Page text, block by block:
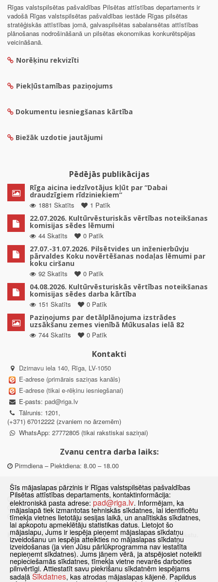
Rīgas valstspilsētas pašvaldības Pilsētas attīstības departaments ir
vadošā Rīgas valstspilsētas pašvaldības iestāde Rīgas pilsētas
stratēģiskās attīstības jomā, galvaspilsētas sabalansētas attīstības
plānošanas nodrošināšanā un pilsētas ekonomikas konkurētspējas
veicināšanā.
Norēķinu rekvizīti
Piekļūstamības paziņojums
Dokumentu iesniegšanas kārtība
Biežāk uzdotie jautājumi
Pēdējās publikācijas
Rīga aicina iedzīvotājus kļūt par “Dabai
draudzīgiem rīdziniekiem”
1881 Skatīts
1 Patīk
22.07.2026. Kultūrvēsturiskās vērtības noteikšanas
komisijas sēdes lēmumi
44 Skatīts
0 Patīk
27.07.-31.07.2026. Pilsētvides un inženierbūvju
pārvaldes Koku novērtēšanas nodaļas lēmumi par
koku ciršanu
92 Skatīts
0 Patīk
04.08.2026. Kultūrvēsturiskās vērtības noteikšanas
komisijas sēdes darba kārtība
151 Skatīts
0 Patīk
Paziņojums par detālplānojuma izstrādes
uzsākšanu zemes vienībā Mūkusalas ielā 82
744 Skatīts
0 Patīk
Kontakti
Dzirnavu iela 140, Rīga, LV-1050
E-adrese (primārais saziņas kanāls)
E-adrese (tikai e-rēķinu iesniegšanai)
E-pasts: pad@riga.lv
Tālrunis: 1201,
(+371) 67012222 (zvaniem no ārzemēm)
WhatsApp: 27772805 (tikai rakstiskai saziņai)
Zvanu centra darba laiks:
Pirmdiena – Piektdiena: 8.00 – 18.00
Departamenta darba laiks:
Pirmdiena, Ceturtdiena: 8.30 – 18.00
Otrdiena, Trešdiena: 8.30 – 17.00
Piektdiena: 8.30 – 15.00
Klātienes konsultācijas pieejamas tikai ar iepriekšēju pierakstu.
Sākums Jaunumi Biežāk uzdotie jautājumi
Lapas karte
Sīkdatnes
Kontakti
Šīs mājaslapas pārzinis ir Rīgas valstspilsētas pašvaldības
Pilsētas attīstības departaments, kontaktinformācija:
elektroniskā pasta adrese: pad@riga.lv. Informējam, ka
mājaslapā tiek izmantotas tehniskās sīkdatnes, lai identificētu
tīmekļa vietnes lietotāju sesijas laikā, un analītiskās sīkdatnes,
lai apkopotu apmeklētāju statistikas datus. Lietojot šo
mājaslapu, Jums ir iespēja pieņemt mājaslapas sīkdatņu
izveidošanu un iespēja atteikties no mājaslapas sīkdatņu
izveidošanas (ja vien Jūsu pārlūkprogramma nav iestatīta
nepieņemt sīkdatnes). Jums jāņem vērā, ja atspējosiet noteikti
nepieciešamās sīkdatnes, tīmekļa vietne nevarēs darboties
pilnvērtīgi. Attiestatīt savu piekrišanu sīkdatnēm iespējams
sadaļā Sīkdatnes, kas atrodas mājaslapas kājenē. Papildus